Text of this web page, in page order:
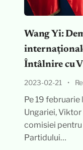
Wang Yi:
Întâlnire cu
2023-02-21 •
Pe 19
Ungariei,
comisiei
Partidului…